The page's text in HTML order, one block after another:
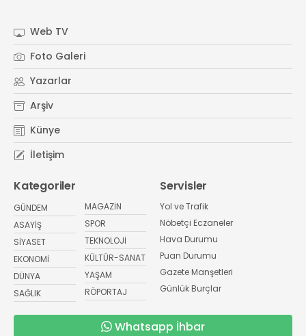
Web TV
Foto Galeri
Yazarlar
Arşiv
Künye
İletişim
Kategoriler
GÜNDEM
ASAYİŞ
SİYASET
EKONOMİ
DÜNYA
SAĞLIK
MAGAZİN
SPOR
TEKNOLOJİ
KÜLTÜR-SANAT
YAŞAM
RÖPORTAJ
Servisler
Yol ve Trafik
Nöbetçi Eczaneler
Hava Durumu
Puan Durumu
Gazete Manşetleri
Günlük Burçlar
Whatsapp İhbar